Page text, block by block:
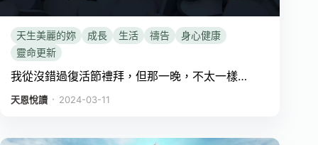
天生美麗的妳 成長 生活 禱告
身心健康
靈命更新
我從沒錯過復活節禮拜，但那一晚，不太一樣…
天恩悅讀 ． 2024-03-11